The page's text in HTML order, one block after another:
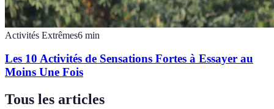
Activités Extrêmes6 min
Les 10 Activités de Sensations Fortes à Essayer au
Moins Une Fois
Tous les articles